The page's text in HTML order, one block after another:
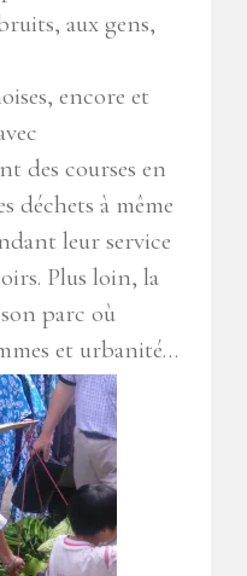
aux gens,
encore et
des courses en
déchets à même
leur service
Plus loin, la
parc où
et urbanité…